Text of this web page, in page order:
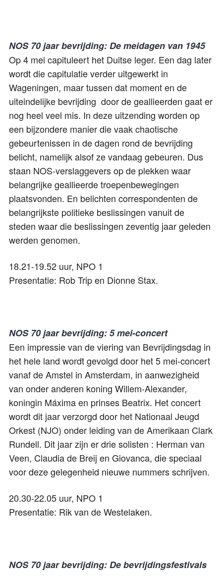
NOS 70 jaar bevrijding: De meidagen van 1945
Op 4 mei capituleert het Duitse leger. Een dag later
wordt die capitulatie verder uitgewerkt in
Wageningen, maar tussen dat moment en de
uiteindelijke bevrijding door de geallieerden gaat er
nog heel veel mis. In deze uitzending worden op
een bijzondere manier die vaak chaotische
gebeurtenissen in de dagen rond de bevrijding
belicht, namelijk alsof ze vandaag gebeuren. Dus
staan NOS-verslaggevers op de plekken waar
belangrijke geallieerde troepenbewegingen
plaatsvonden. En belichten correspondenten de
belangrijkste politieke beslissingen vanuit de
steden waar die beslissingen zeventig jaar geleden
werden genomen.
18.21-19.52 uur, NPO 1
Presentatie: Rob Trip en Dionne Stax.
NOS 70 jaar bevrijding: 5 mei-concert
Een impressie van de viering van Bevrijdingsdag in
het hele land wordt gevolgd door het 5 mei-concert
vanaf de Amstel in Amsterdam, in aanwezigheid
van onder anderen koning Willem-Alexander,
koningin Máxima en prinses Beatrix. Het concert
wordt dit jaar verzorgd door het Nationaal Jeugd
Orkest (NJO) onder leiding van de Amerikaan Clark
Rundell. Dit jaar zijn er drie solisten : Herman van
Veen, Claudia de Breij en Giovanca, die speciaal
voor deze gelegenheid nieuwe nummers schrijven.
20.30-22.05 uur, NPO 1
Presentatie: Rik van de Westelaken.
NOS 70 jaar bevrijding: De bevrijdingsfestivals